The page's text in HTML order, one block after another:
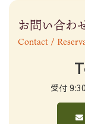
お問い合わ
Contact /
受付